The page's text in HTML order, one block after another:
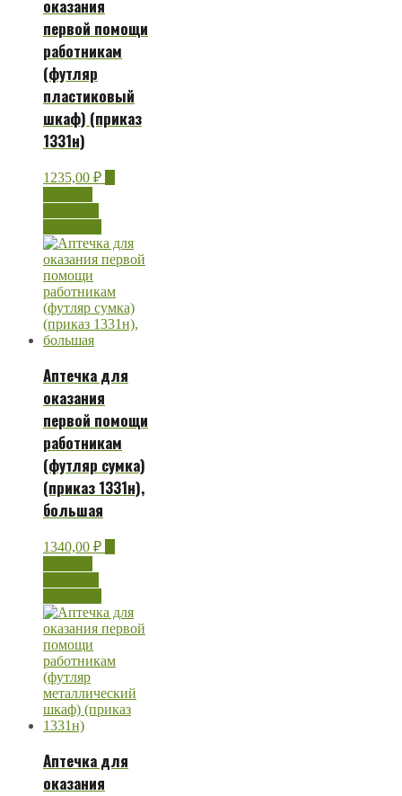
оказания
первой помощи
работникам
(футляр
пластиковый
шкаф) (приказ
1331н)
1235,00 ₽
Аптечка для
оказания
первой помощи
работникам
(футляр сумка)
(приказ 1331н),
большая
1340,00 ₽
Аптечка для
оказания